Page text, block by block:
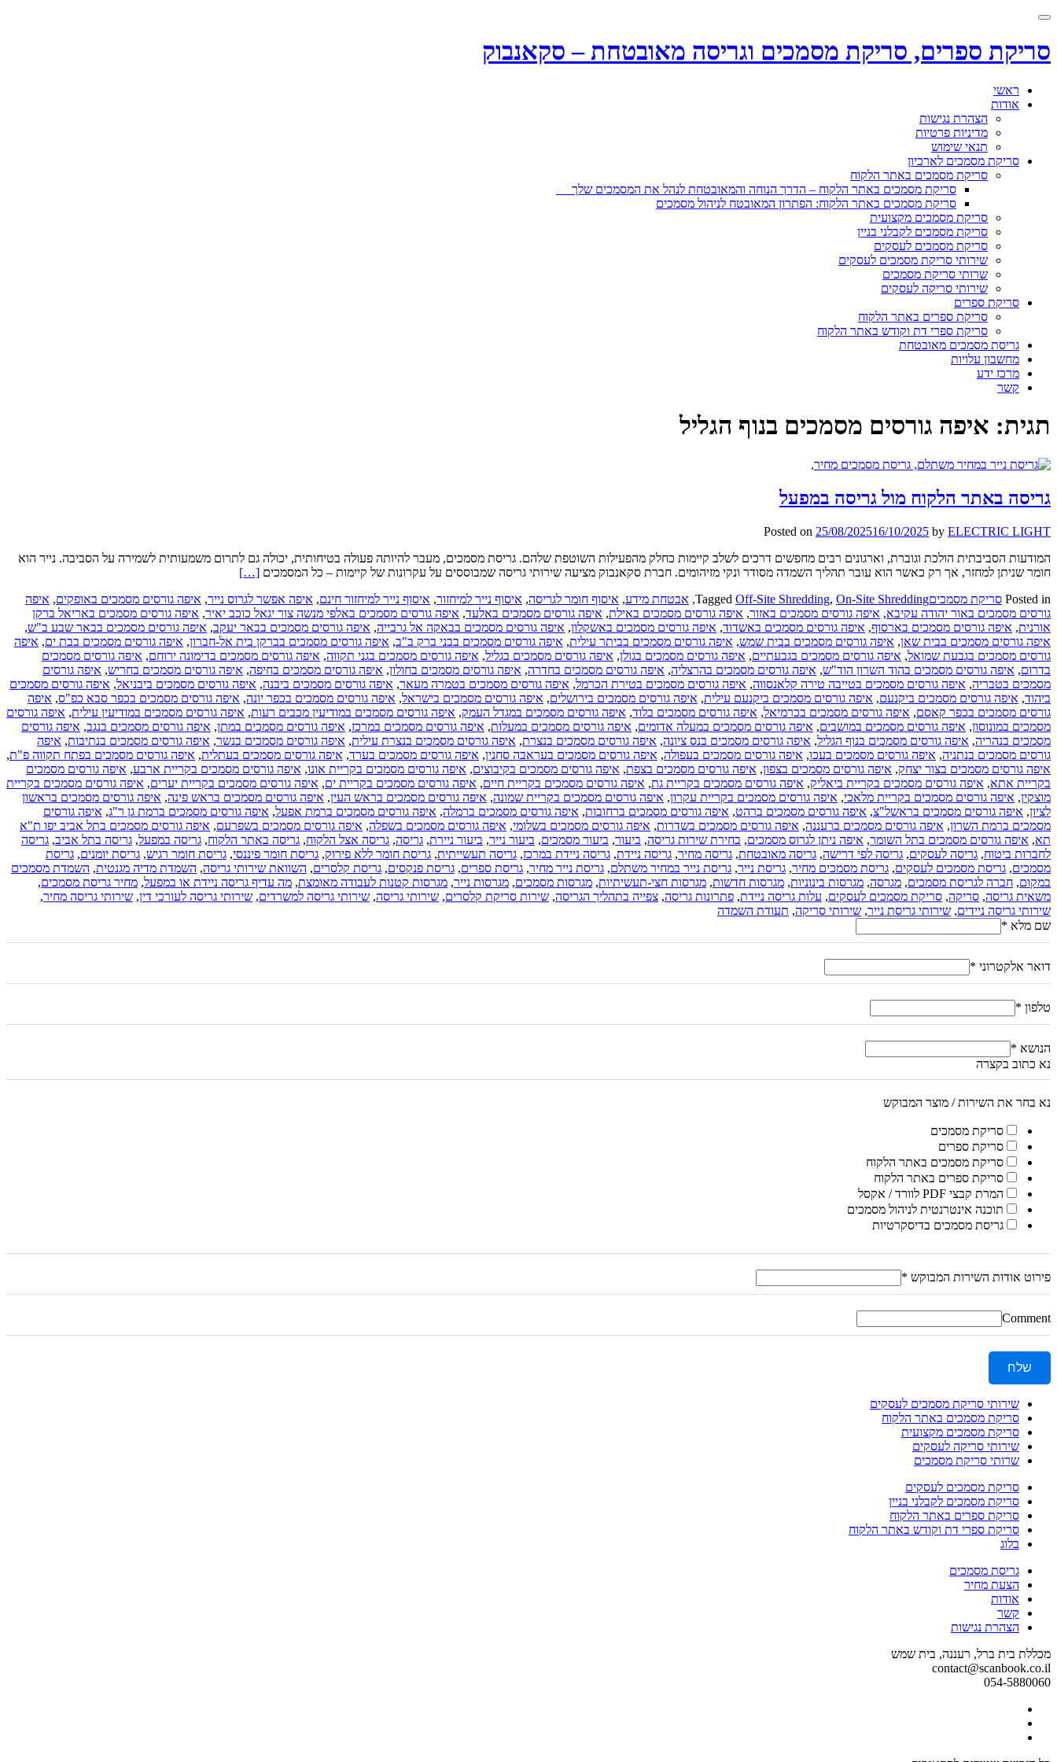
Toggle
סריקת ספרים, סריקת מסמכים וגריסה מאובטחת – סקאנבוק
Skip
ראשי
אודות
הצהרת נגישות
מדיניות פרטיות
תנאי שימוש
סריקת מסמכים לארכיון
סריקת מסמכים באתר הלקוח
סריקת מסמכים באתר הלקוח – הדרך הנוחה והמאובטחת לנהל את המסמכים שלך
סריקת מסמכים באתר הלקוח: הפתרון המאובטח לניהול מסמכים
סריקת מסמכים מקצועית
סריקת מסמכים לקבלני בניין
סריקת מסמכים לעסקים
שירותי סריקת מסמכים לעסקים
שרותי סריקת מסמכים
שירותי סריקה לעסקים
סריקת ספרים
סריקת ספרים באתר הלקוח
סריקת ספרי דת וקודש באתר הלקוח
גריסת מסמכים מאובטחת
מחשבון עלויות
מרכז ידע
קשר
תגית: איפה גורסים מסמכים בנוף הגליל
גריסה באתר הלקוח מול גריסה במפעל
Posted on 25/08/202516/10/2025 by ELECTRIC LIGHT
המודעות הסביבתית הולכת וגוברת, וארגונים רבים מחפשים דרכים לשלב קיימות כחלק מהפעילות השוטפת שלהם. גריסת מסמכים, מעבר להיותה פעולה בטיחותית, יכולה גם לתרום משמעותית לשמירה על הסביבה. נייר הוא
חומר שניתן למחזר, אך רק כאשר הוא עובר תהליך השמדה מסודר ונקי מזיהומים. חברת סקאנבוק מציעה שירותי גריסה שמבוססים על עקרונות של קיימות – כל המסמכים Read
about
גריסה
באתר
הלקוח
מול
גריסה
במפעל
[…]
Posted in סריקת מסמכים Tagged Off-Site Shredding, On-Site Shredding
, אבטחת מידע, איסוף חומר לגריסה, איסוף נייר למיחזור, איסוף נייר למיחזור חינם, איפה אפשר לגרוס נייר, איפה גורסים מסמכים באופקים, איפה
גורסים מסמכים באור יהודה עקיבא, איפה גורסים מסמכים באזור, איפה גורסים מסמכים באילת, איפה גורסים מסמכים באלעד, איפה גורסים מסמכים באלפי מנשה צור יגאל כוכב יאיר, איפה גורסים מסמכים באריאל ברקן
אורנית, איפה גורסים מסמכים בארסוף, איפה גורסים מסמכים באשדוד, איפה גורסים מסמכים באשקלון, איפה גורסים מסמכים בבאקה אל גרבייה, איפה גורסים מסמכים בבאר יעקב, איפה גורסים מסמכים בבאר שבע ב"ש,
איפה גורסים מסמכים בבית שאן, איפה גורסים מסמכים בבית שמש, איפה גורסים מסמכים בביתר עילית, איפה גורסים מסמכים בבני ברק ב"ב, איפה גורסים מסמכים בברקן בית אל-חברון, איפה גורסים מסמכים בבת ים, איפה
גורסים מסמכים בגבעת שמואל, איפה גורסים מסמכים בגבעתיים, איפה גורסים מסמכים בגולן, איפה גורסים מסמכים בגליל, איפה גורסים מסמכים בגני תקווה, איפה גורסים מסמכים בדימונה ירוחם, איפה גורסים מסמכים
בדרום, איפה גורסים מסמכים בהוד השרון הוד"ש, איפה גורסים מסמכים בהרצליה, איפה גורסים מסמכים בחדרה, איפה גורסים מסמכים בחולון, איפה גורסים מסמכים בחיפה, איפה גורסים מסמכים בחריש, איפה גורסים
מסמכים בטבריה, איפה גורסים מסמכים בטייבה טירה קלאנסווה, איפה גורסים מסמכים בטירת הכרמל, איפה גורסים מסמכים בטמרה מעאר, איפה גורסים מסמכים ביבנה, איפה גורסים מסמכים ביבניאל, איפה גורסים מסמכים
ביהוד, איפה גורסים מסמכים ביקנעם, איפה גורסים מסמכים ביקנעם עילית, איפה גורסים מסמכים בירושלים, איפה גורסים מסמכים בישראל, איפה גורסים מסמכים בכפר יונה, איפה גורסים מסמכים בכפר סבא כפ"ס, איפה
גורסים מסמכים בכפר קאסם, איפה גורסים מסמכים בכרמיאל, איפה גורסים מסמכים בלוד, איפה גורסים מסמכים במגדל העמק, איפה גורסים מסמכים במודיעין מכבים רעות, איפה גורסים מסמכים במודיעין עילית, איפה גורסים
מסמכים במונוסון, איפה גורסים מסמכים במושבים, איפה גורסים מסמכים במעלה אדומים, איפה גורסים מסמכים במעלות, איפה גורסים מסמכים במרכז, איפה גורסים מסמכים במתן, איפה גורסים מסמכים בנגב, איפה גורסים
מסמכים בנהריה, איפה גורסים מסמכים בנוף הגליל, איפה גורסים מסמכים בנס ציונה, איפה גורסים מסמכים בנצרת, איפה גורסים מסמכים בנצרת עילית, איפה גורסים מסמכים בנשר, איפה גורסים מסמכים בנתיבות, איפה
גורסים מסמכים בנתניה, איפה גורסים מסמכים בעכו, איפה גורסים מסמכים בעפולה, איפה גורסים מסמכים בעראבה סחנין, איפה גורסים מסמכים בערד, איפה גורסים מסמכים בעתלית, איפה גורסים מסמכים בפתח תקווה פ"ת,
איפה גורסים מסמכים בצור יצחק, איפה גורסים מסמכים בצפון, איפה גורסים מסמכים בצפת, איפה גורסים מסמכים בקיבוצים, איפה גורסים מסמכים בקריית אונו, איפה גורסים מסמכים בקריית ארבע, איפה גורסים מסמכים
בקריית אתא, איפה גורסים מסמכים בקריית ביאליק, איפה גורסים מסמכים בקריית גת, איפה גורסים מסמכים בקריית חיים, איפה גורסים מסמכים בקריית ים, איפה גורסים מסמכים בקריית יערים, איפה גורסים מסמכים בקריית
מוצקין, איפה גורסים מסמכים בקריית מלאכי, איפה גורסים מסמכים בקריית עקרון, איפה גורסים מסמכים בקריית שמונה, איפה גורסים מסמכים בראש העין, איפה גורסים מסמכים בראש פינה, איפה גורסים מסמכים בראשון
לציון, איפה גורסים מסמכים בראשל"צ, איפה גורסים מסמכים ברהט, איפה גורסים מסמכים ברחובות, איפה גורסים מסמכים ברמלה, איפה גורסים מסמכים ברמת אפעל, איפה גורסים מסמכים ברמת גן ר"ג, איפה גורסים
מסמכים ברמת השרון, איפה גורסים מסמכים ברעננה, איפה גורסים מסמכים בשדרות, איפה גורסים מסמכים בשלומי, איפה גורסים מסמכים בשפלה, איפה גורסים מסמכים בשפרעם, איפה גורסים מסמכים בתל אביב יפו ת"א
תא, איפה גורסים מסמכים בתל השומר, איפה ניתן לגרוס מסמכים, בחירת שירות גריסה, ביעור, ביעור מסמכים, ביעור נייר, ביעור ניירת, גריסה, גריסה אצל הלקוח, גריסה באתר הלקוח, גריסה במפעל, גריסה בתל אביב, גריסה
לחברות ביטוח, גריסה לעסקים, גריסה לפי דרישה, גריסה מאובטחת, גריסה מחיר, גריסה ניידת, גריסה ניידת במרכז, גריסה תעשייתית, גריסת חומר ללא פירוק, גריסת חומר פיננסי, גריסת חומר רגיש, גריסת יומנים, גריסת
מסמכים, גריסת מסמכים לעסקים, גריסת מסמכים מחיר, גריסת נייר, גריסת נייר במחיר משתלם, גריסת נייר מחיר, גריסת ספרים, גריסת פנקסים, גריסת קלסרים, השוואת שירותי גריסה, השמדת מדיה מגנטית, השמדת מסמכים
במקום, חברה לגריסת מסמכים, מגרסה, מגרסות בינוניות, מגרסות חדשות, מגרסות חצי-תעשיתיות, מגרסות מסמכים, מגרסות נייר, מגרסות קטנות לעבודה מאומצת, מה עדיף גריסה ניידת או במפעל, מחיר גריסת מסמכים,
משאית גריסה, סריקה, סריקת מסמכים לעסקים, עלות גריסה ניידת, פתרונות גריסה, צפייה בתהליך הגריסה, שירות סריקת קלסרים, שירותי גריסה, שירותי גריסה למשרדים, שירותי גריסה לעורכי דין, שירותי גריסה מחיר,
שירותי גריסה ניידים, שירותי גריסת נייר, שירותי סריקה, תעודת השמדה
שם מלא *
דואר אלקטרוני *
טלפון *
הנושא *
נא כתוב בקצרה
נא בחר את השירות / מוצר המבוקש
סריקת מסמכים
סריקת ספרים
סריקת מסמכים באתר הלקוח
סריקת ספרים באתר הלקוח
המרת קבצי PDF לוורד / אקסל
תוכנה אינטרנטית לניהול מסמכים
גריסת מסמכים בדיסקרטיות
פירוט אודות השירות המבוקש *
Comment
שלח
שירותי סריקת מסמכים לעסקים
סריקת מסמכים באתר הלקוח
סריקת מסמכים מקצועית
שירותי סריקה לעסקים
שרותי סריקת מסמכים
סריקת מסמכים לעסקים
סריקת מסמכים לקבלני בניין
סריקת ספרים באתר הלקוח
סריקת ספרי דת וקודש באתר הלקוח
בלוג
גריסת מסמכים
הצעת מחיר
אודות
קשר
הצהרת נגישות
מכללת בית ברל, רעננה, בית שמש
contact@scanbook.co.il
054-5880060